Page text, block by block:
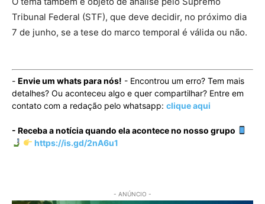
Tribunal Federal (STF), que deve decidir, no próximo dia
7 de junho, se a tese do marco temporal é válida ou não.
- Envie um whats para nós! - Encontrou um erro? Tem mais
detalhes? Ou aconteceu algo e quer compartilhar? Entre em
contato com a redação pelo whatsapp: clique aqui
- Receba a notícia quando ela acontece no nosso grupo
https://is.gd/2nA6u1
- ANÚNCIO -